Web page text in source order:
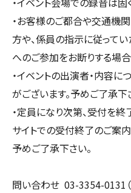
・お客様のご都合や交通機
方や、係員の指示に従って
へのご参加をお断りする場合
・イベントの出演者・内容
がございます。予めご了承下
・定員になり次第、受付を終
サイトでの受付終了のご案
予めご了承下さい。
問い合わせ 03-3354-0131